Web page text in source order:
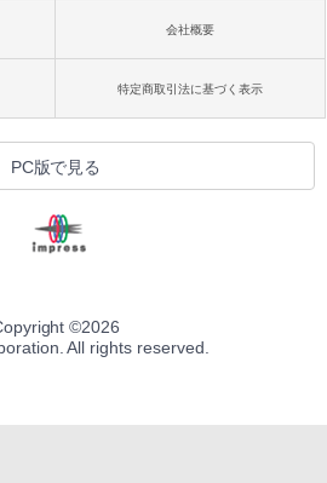
会社概要
特定商取引法に基づく表示
PC版で見る
©2026
All rights reserved.